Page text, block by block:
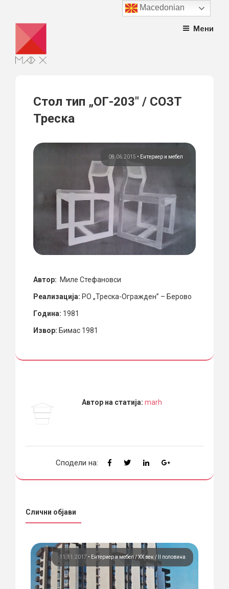
content
Мени
Стол тип „ОГ-203″ / СОЗТ
Треска
08.06.2015 • Ентериер и мебел
Автор: Миле Стефановси
Реализација: РО „Треска-Огражден” – Берово
Гoдина: 1981
Извор: Бимас 1981
Автор на статија: marh
Сподели на:
Слични објави
11.11.2017 • Ентериер и мебел ХХ век / II половина
Macedonian